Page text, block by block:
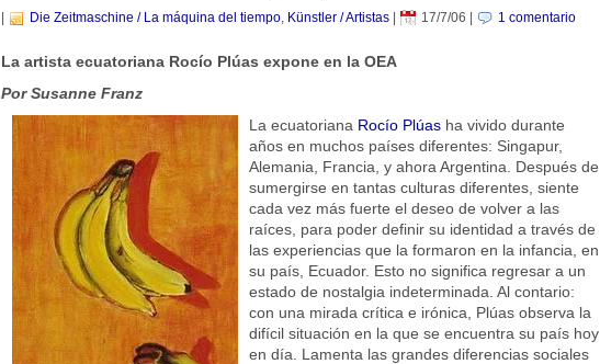
Die Zeitmaschine / La máquina del tiempo, Künstler / Artistas| 17/7/06 1 comentario
La artista ecuatoriana Rocío Plúas expone en la OEA
Por Susanne Franz
La ecuatoriana Rocío Plúasha vivido durante
años en muchos países diferentes: Singapur,
Alemania, Francia, y ahora Argentina. Después de
sumergirse en tantas culturas diferentes, siente
cada vez más fuerte el deseo de volver a las
raíces, para poder definir su identidad a través de
las experiencias que la formaron en la infancia, en
su país, Ecuador. Esto no significa regresar a un
estado de nostalgia indeterminada. Al contario:
con una mirada crítica e irónica, Plúas observa la
difícil situación en la que se encuentra su país hoy
en día. Lamenta las grandes diferencias sociales